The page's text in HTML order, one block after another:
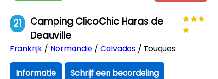
21
Camping ClicoChic Haras de
Deauville
Frankrijk / Normandië / Calvados / Touques
Informatie Schrijf een beoordeling